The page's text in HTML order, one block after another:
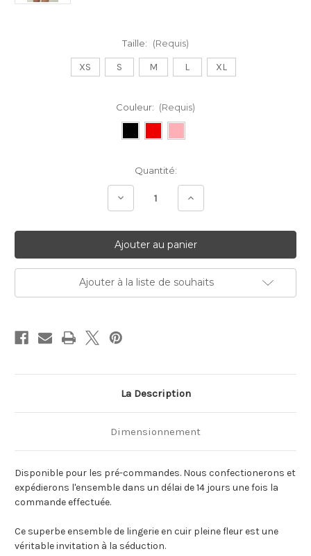
Taille: (Requis)
XS S M L XL
Couleur: (Requis)
Quantité:
Diminuer Augmenter
Ajouter à la liste de souhaits
La Description
Dimensionnement
Disponible pour les pré-commandes. Nous confectionerons et
expédierons l'ensemble dans un délai de 14 jours une fois la
commande effectuée.
Ce superbe ensemble de lingerie en cuir pleine fleur est une
véritable invitation à la séduction.